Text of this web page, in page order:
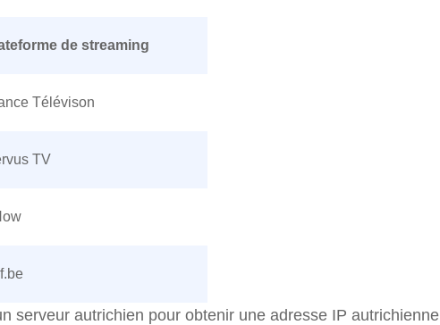
de streaming
Télévison
TV
serveur autrichien pour obtenir une adresse IP autrichienne